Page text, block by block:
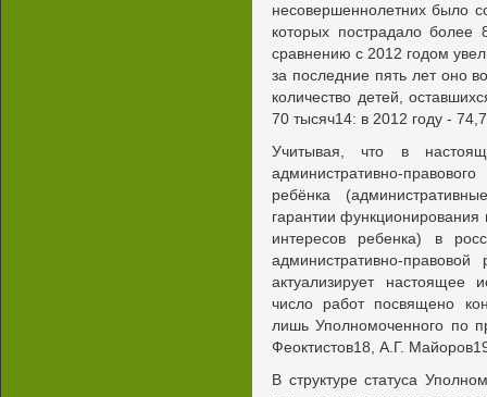
несовершеннолетних было
которых пострадало
сравнению с 2012 годом
за последние пять лет оно
количество детей,
70 тысяч14: в 2012 году -
Учитывая, что в
административно-
ребёнка
гарантии
интересов ребенка) в
административно-
актуализирует настоящее
число работ посвящено
лишь Уполномоченного по
Феоктистов18, А.Г.
В структуре статуса